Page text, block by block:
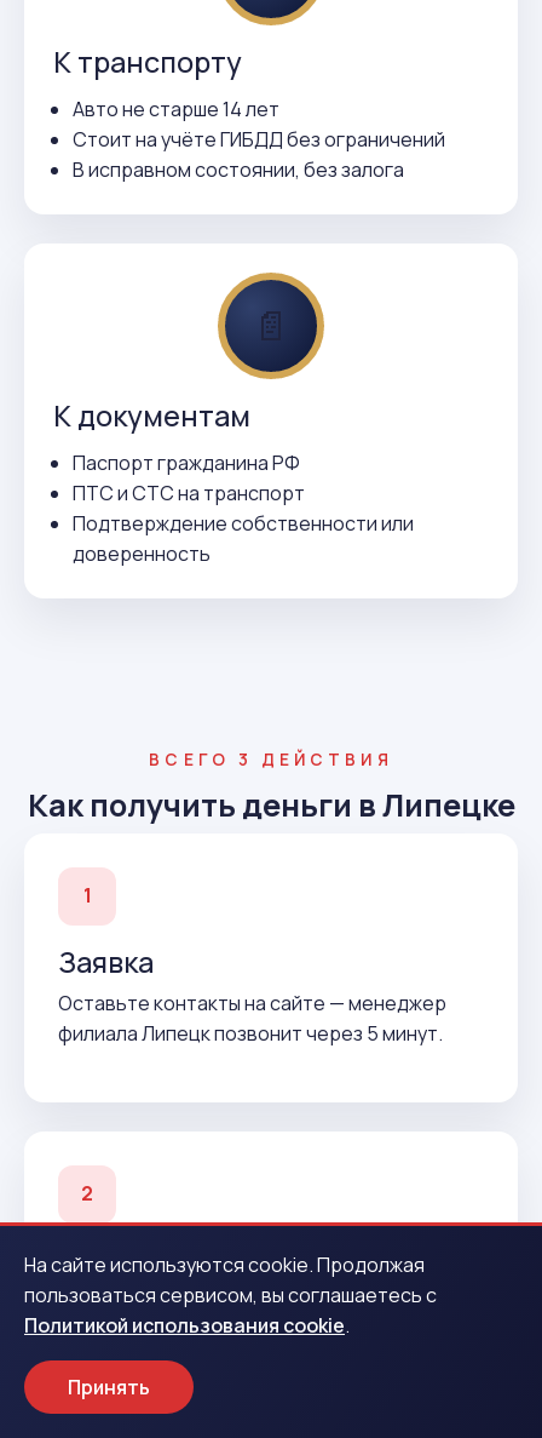
К транспорту
Авто не старше 14 лет
Стоит на учёте ГИБДД без ограничений
В исправном состоянии, без залога
📄
К документам
Паспорт гражданина РФ
ПТС и СТС на транспорт
Подтверждение собственности или
доверенность
ВСЕГО 3 ДЕЙСТВИЯ
Как получить деньги в Липецке
1
Заявка
Оставьте контакты на сайте — менеджер
филиала Липецк позвонит через 5 минут.
2
Подтверждение
Согласуем условия и подготовим договор до
вашего приезда.
На сайте используются cookie. Продолжая
пользоваться сервисом, вы соглашаетесь с
Политикой использования cookie.
Принять